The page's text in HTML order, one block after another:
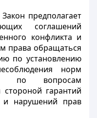
предполагает
соглашений
конфликта и
права обращаться
по установлению
норм
по вопросам
гарантий
и нарушений прав